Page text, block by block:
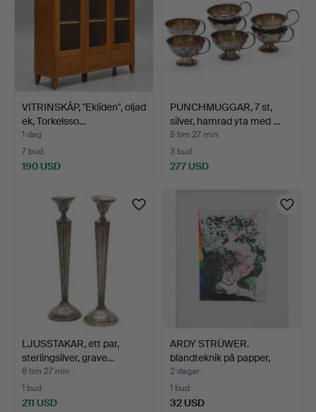
VITRINSKÅP, "Ekliden", oljad
ek, Torkelsso…
1 dag
7 bud
190 USD
PUNCHMUGGAR, 7 st,
silver, hamrad yta med …
5 tim 27 min
3 bud
277 USD
LJUSSTAKAR, ett par,
sterlingsilver, grave…
6 tim 27 min
1 bud
211 USD
ARDY STRÜWER.
blandteknik på papper,
"miss…
2 dagar
1 bud
32 USD